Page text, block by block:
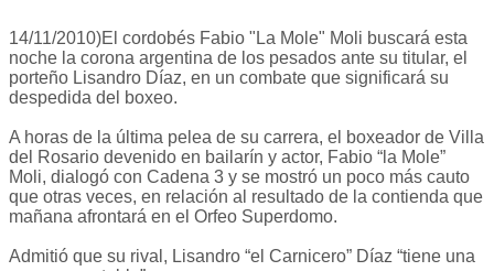
14/11/2010)El cordobés Fabio "La Mole" Moli buscará esta
noche la corona argentina de los pesados ante su titular, el
porteño Lisandro Díaz, en un combate que significará su
despedida del boxeo.
A horas de la última pelea de su carrera, el boxeador de Villa
del Rosario devenido en bailarín y actor, Fabio “la Mole”
Moli, dialogó con Cadena 3 y se mostró un poco más cauto
que otras veces, en relación al resultado de la contienda que
mañana afrontará en el Orfeo Superdomo.
Admitió que su rival, Lisandro “el Carnicero” Díaz “tiene una